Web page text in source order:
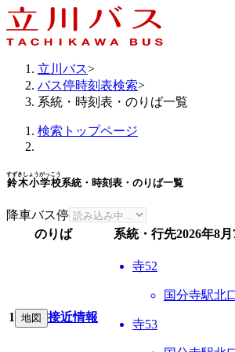
立川バス>
バス停時刻表検索>
系統・時刻表・のりば一覧
検索トップページ
鈴木小学校
すずきしょうがっこう
系統・時刻表・のりば一覧
降車バス停
のりば
系統・行先2026年8月
1 地図 接近情報
寺52
国分寺駅北
寺53